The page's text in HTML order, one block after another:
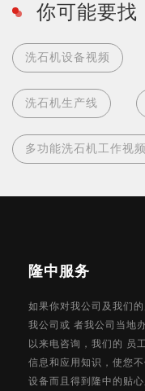
你可能要找
洗石机设备视频
洗石机生产线
多功能洗石机工作视频
隆中服务
如果你对我公司及我们
我公司或 者我公司当地
以来电咨询，我们的 员
信息和应用知识，使您
设备而且得到隆中的贴心